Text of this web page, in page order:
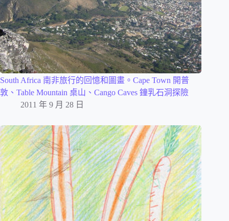
South Africa 南非旅行的回憶和圖畫。Cape Town 開普
敦、Table Mountain 桌山、Cango Caves 鐘乳石洞探險
2011 年 9 月 28 日